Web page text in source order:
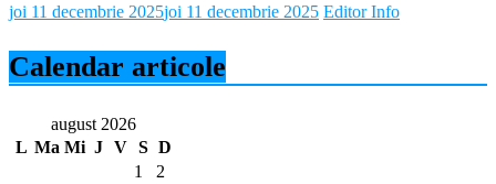
joi 11 decembrie 2025joi 11 decembrie 2025 Editor Info
Calendar articole
august 2026
L Ma Mi J V S D
1
2